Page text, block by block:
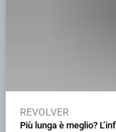
REVOLVER
Più lunga è meglio?